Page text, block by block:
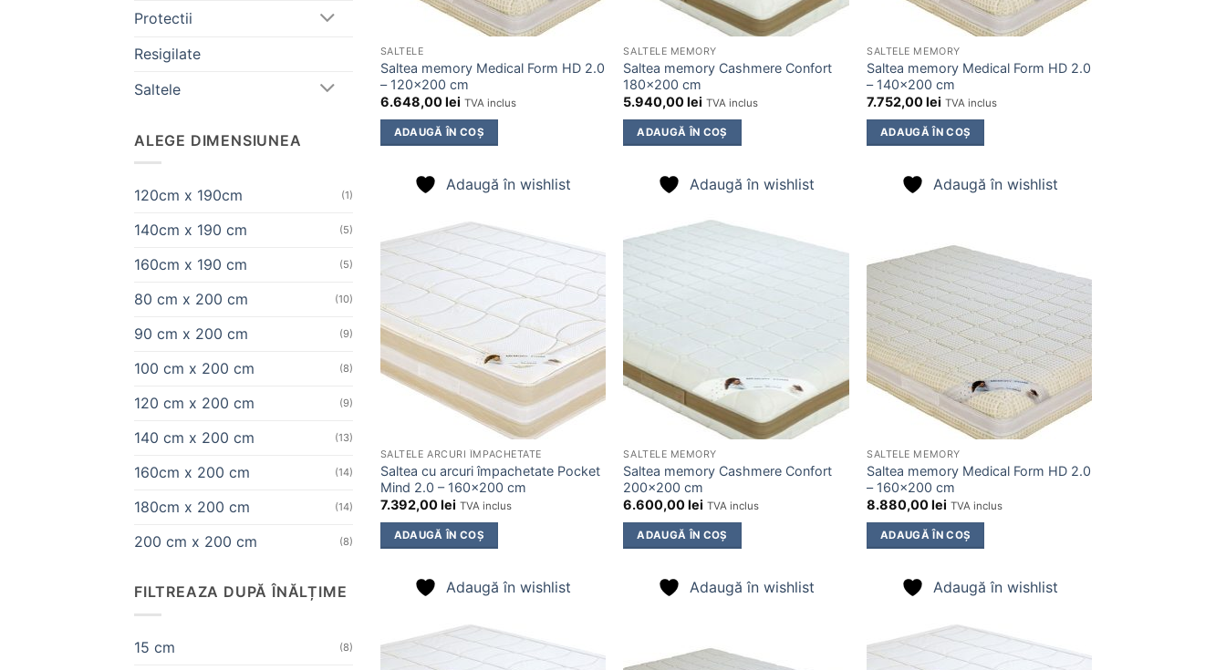
Protectii
Resigilate
Saltele
ALEGE DIMENSIUNEA
120cm x 190cm (1)
140cm x 190 cm (5)
160cm x 190 cm (5)
80 cm x 200 cm (10)
90 cm x 200 cm (9)
100 cm x 200 cm (8)
120 cm x 200 cm (9)
140 cm x 200 cm (13)
160cm x 200 cm (14)
180cm x 200 cm (14)
200 cm x 200 cm (8)
FILTREAZA DUPĂ ÎNĂLȚIME
15 cm (8)
SALTELE
Saltea memory Medical Form HD 2.0
– 120×200 cm
6.648,00lei TVA inclus
ADAUGĂ ÎN COȘ
Adaugă în wishlist
SALTELE MEMORY
Saltea memory Cashmere Confort
180×200 cm
5.940,00lei TVA inclus
ADAUGĂ ÎN COȘ
Adaugă în wishlist
SALTELE MEMORY
Saltea memory Medical Form HD 2.0
– 140×200 cm
7.752,00lei TVA inclus
ADAUGĂ ÎN COȘ
Adaugă în wishlist
Adaugă
în
wishlist
SALTELE ARCURI ÎMPACHETATE
Saltea cu arcuri împachetate Pocket
Mind 2.0 – 160×200 cm
7.392,00lei TVA inclus
ADAUGĂ ÎN COȘ
Adaugă în wishlist
SALTELE MEMORY
Saltea memory Cashmere Confort
200×200 cm
6.600,00lei TVA inclus
ADAUGĂ ÎN COȘ
Adaugă în wishlist
Adaugă
în
wishlist
SALTELE MEMORY
Saltea memory Medical Form HD 2.0
– 160×200 cm
8.880,00lei TVA inclus
ADAUGĂ ÎN COȘ
Adaugă în wishlist
Adaugă
Adaugă
Adaugă